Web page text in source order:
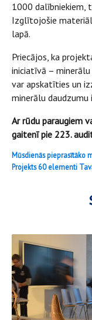
1000 dalībniekiem,
Izglītojošie
lapā.
Priecājos, ka
iniciatīvā –
var apskatīties un
minerālu
Ar rūdu paraugiem
gaitenī pie 223.
Mūsdienās pieprasītāko
Projekts 60 elementi